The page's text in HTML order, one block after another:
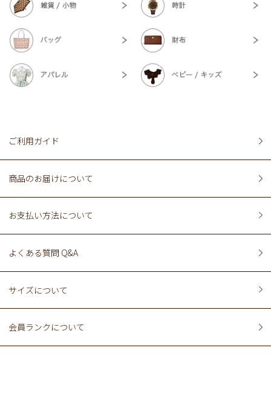
ご利用ガイド
商品のお届けについて
お支払い方法について
よくある質問 Q&A
サイズについて
会員ランクについて